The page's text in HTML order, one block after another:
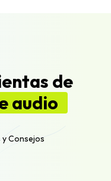
de
audio
Consejos